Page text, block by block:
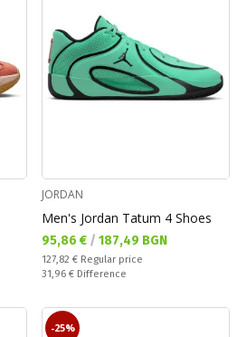
JORDAN
Men's Jordan Tatum 4 Shoes
Текуща цена:
95,86 € / 187,49 BGN
Regular price:
127,82 € Regular price
Спестявате:
31,96 € Difference
-25%